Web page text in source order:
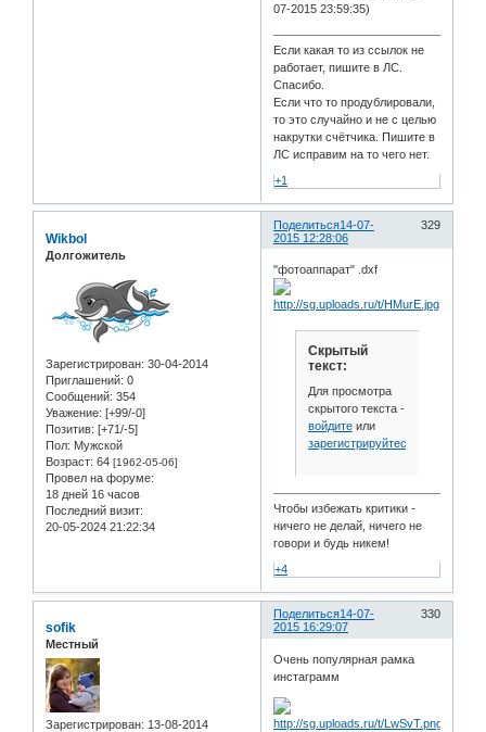
07-2015 23:59:35)
Если какая то из ссылок не
работает, пишите в ЛС.
Спасибо.
Если что то продублировали,
то это случайно и не с целью
накрутки счётчика. Пишите в
ЛС исправим на то чего нет.
+1
Поделиться 329
14-07-
2015 12:28:06
Wikbol
Долгожитель
Зарегистрирован: 30-04-2014
Приглашений: 0
Сообщений: 354
Уважение: [+99/-0]
Позитив: [+71/-5]
Пол: Мужской
Возраст: 64 [1962-05-06]
Провел на форуме:
18 дней 16 часов
Последний визит:
20-05-2024 21:22:34
"фотоаппарат" .dxf
Скрытый
текст:
Для просмотра
скрытого текста -
войдитеили
зарегистрируйтесь
Чтобы избежать критики -
ничего не делай, ничего не
говори и будь никем!
+4
Поделиться 330
14-07-
2015 16:29:07
sofik
Местный
Зарегистрирован: 13-08-2014
Очень популярная рамка
инстаграмм